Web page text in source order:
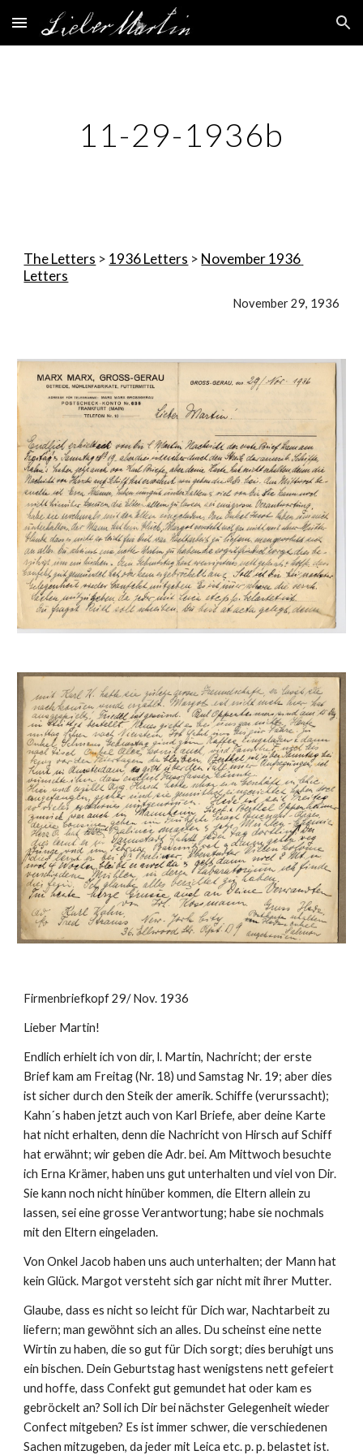
Skip to main content Skip to navigation
11-29-1936b
The Letters > 1936 Letters > November 1936
Letters
November 29, 1936
Firmenbriefkopf 29/ Nov. 1936
Lieber Martin!
Endlich erhielt ich von dir, l. Martin, Nachricht; der erste
Brief kam am Freitag (Nr. 18) und Samstag Nr. 19; aber dies
ist sicher durch den Steik der amerik. Schiffe (verurssacht);
Kahn´s haben jetzt auch von Karl Briefe, aber deine Karte
hat nicht erhalten, denn die Nachricht von Hirsch auf Schiff
hat erwähnt; wir geben die Adr. bei. Am Mittwoch besuchte
ich Erna Krämer, haben uns gut unterhalten und viel von Dir.
Sie kann noch nicht hinüber kommen, die Eltern allein zu
lassen, sei eine grosse Verantwortung; habe sie nochmals
mit den Eltern eingeladen.
Von Onkel Jacob haben uns auch unterhalten; der Mann hat
kein Glück. Margot versteht sich gar nicht mit ihrer Mutter.
Glaube, dass es nicht so leicht für Dich war, Nachtarbeit zu
liefern; man gewöhnt sich an alles. Du scheinst eine nette
Wirtin zu haben, die so gut für Dich sorgt; dies beruhigt uns
ein bischen. Dein Geburtstag hast wenigstens nett gefeiert
und hoffe, dass Confekt gut gemundet hat oder kam es
gebröckelt an? Soll ich Dir bei nächster Gelegenheit wieder
Confect mitgeben? Es ist immer schwer, die verschiedenen
Sachen mitzugeben, da jeder mit Leica etc. p. p. belastet ist.